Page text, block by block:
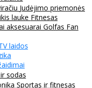
Judėjimo priemonės
lauke Fitnesas
aksesuarai Golfas Fan
laidos
sodas
Sportas ir fitnesas